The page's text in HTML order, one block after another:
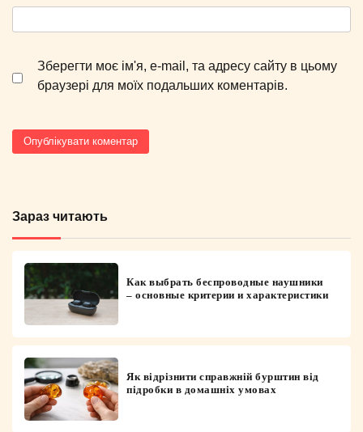
Зберегти моє ім'я, e-mail, та адресу сайту в цьому
браузері для моїх подальших коментарів.
Зараз читають
Как выбрать беспроводные наушники
– основные критерии и характеристики
Як відрізнити справжній бурштин від
підробки в домашніх умовах